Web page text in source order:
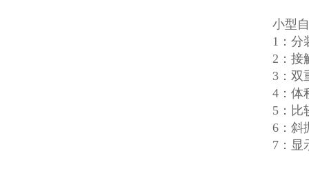
小型
1：分
2：接
3：双
4：体
5：比
6：斜
7：显